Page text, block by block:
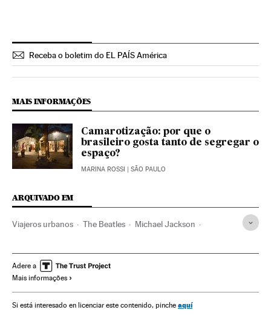
Receba o boletim do EL PAÍS América
MAIS INFORMAÇÕES
Camarotização: por que o
brasileiro gosta tanto de segregar o
espaço?
MARINA ROSSI | SÃO PAULO
ARQUIVADO EM
Viajeros urbanos The Beatles Michael Jackson
Estado Rio de Janeiro Bandas
Ofertas turísticas
Turismo Música América Festas populares
Adere a
Mais informações
Si está interesado en licenciar este contenido, pinche aquí